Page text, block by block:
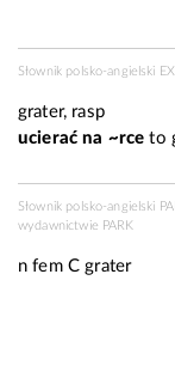
Słownik polsko-angielski
grater, rasp
ucierać na ~rce to
Słownik polsko-angielski
wydawnictwie PARK
n fem Cgrater